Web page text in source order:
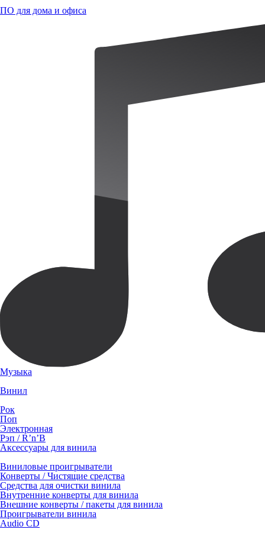
ПО для дома и офиса
Музыка
Винил
Рок
Поп
Электронная
Рэп / R’n’B
Аксессуары для винила
Виниловые проигрыватели
Конверты / Чистящие средства
Средства для очистки винила
Внутренние конверты для винила
Внешние конверты / пакеты для винила
Проигрыватели винила
Audio CD